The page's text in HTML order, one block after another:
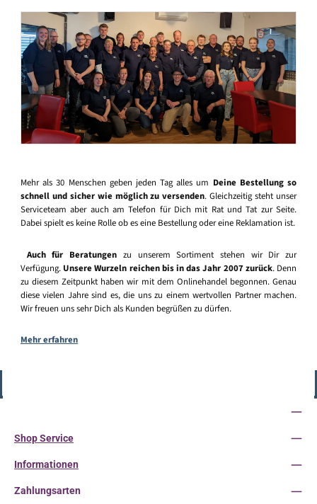
Mehr als 30 Menschen geben jeden Tag alles um Deine Bestellung so
schnell und sicher wie möglich zu versenden. Gleichzeitig steht unser
Serviceteam aber auch am Telefon für Dich mit Rat und Tat zur Seite.
Dabei spielt es keine Rolle ob es eine Bestellung oder eine Reklamation ist.
Auch für Beratungen zu unserem Sortiment stehen wir Dir zur
Verfügung. Unsere Wurzeln reichen bis in das Jahr 2007 zurück. Denn
zu diesem Zeitpunkt haben wir mit dem Onlinehandel begonnen. Genau
diese vielen Jahre sind es, die uns zu einem wertvollen Partner machen.
Wir freuen uns sehr Dich als Kunden begrüßen zu dürfen.
Mehr erfahren
Shop Service
Informationen
Zahlungsarten